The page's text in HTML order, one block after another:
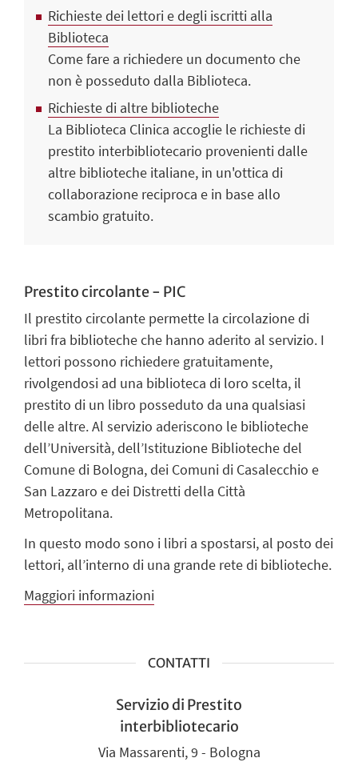
Richieste dei lettori e degli iscritti alla
Biblioteca
Come fare a richiedere un documento che
non è posseduto dalla Biblioteca.
Richieste di altre biblioteche
La Biblioteca Clinica accoglie le richieste di
prestito interbibliotecario provenienti dalle
altre biblioteche italiane, in un'ottica di
collaborazione reciproca e in base allo
scambio gratuito.
Prestito circolante - PIC
Il prestito circolante permette la circolazione di
libri fra biblioteche che hanno aderito al servizio. I
lettori possono richiedere gratuitamente,
rivolgendosi ad una biblioteca di loro scelta, il
prestito di un libro posseduto da una qualsiasi
delle altre. Al servizio aderiscono le biblioteche
dell’Università, dell’Istituzione Biblioteche del
Comune di Bologna, dei Comuni di Casalecchio e
San Lazzaro e dei Distretti della Città
Metropolitana.
In questo modo sono i libri a spostarsi, al posto dei
lettori, all’interno di una grande rete di biblioteche.
Maggiori informazioni
CONTATTI
Servizio di Prestito
interbibliotecario
Via Massarenti, 9 - Bologna